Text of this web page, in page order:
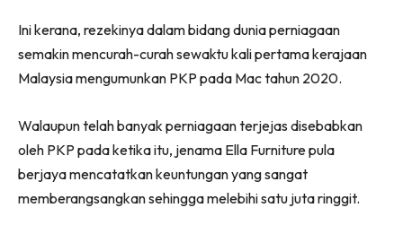
Tip Impiana
Ini kerana, rezekinya dalam bidang dunia perniagaan
semakin mencurah-curah sewaktu kali pertama kerajaan
Malaysia mengumunkan PKP pada Mac tahun 2020.
Walaupun telah banyak perniagaan terjejas disebabkan
oleh PKP pada ketika itu, jenama Ella Furniture pula
berjaya mencatatkan keuntungan yang sangat
memberangsangkan sehingga melebihi satu juta ringgit.